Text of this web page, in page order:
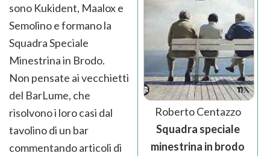
Roberto Centazzo
Squadra speciale
minestrina in brodo
sono Kukident, Maalox e
Semolino e formano la
Squadra Speciale
Minestrina in Brodo.
Non pensate ai vecchietti
del BarLume, che
risolvono i loro casi dal
tavolino di un bar
commentando articoli di